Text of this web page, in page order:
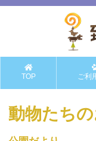
TOP ご利
動物たち